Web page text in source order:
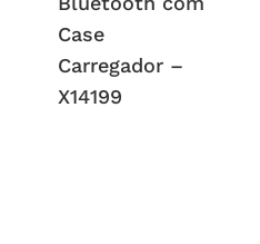
Case
Carregador –
X14199